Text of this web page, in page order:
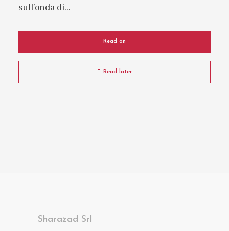
sull’onda di...
Read on
Read later
Sharazad Srl